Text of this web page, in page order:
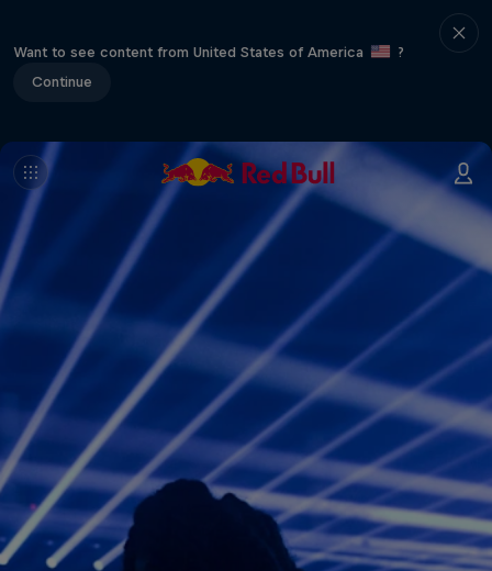
Want to see content from United States of America
?
Continue